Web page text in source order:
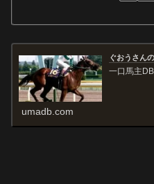
ぐおうさん
一口馬主
umadb.com